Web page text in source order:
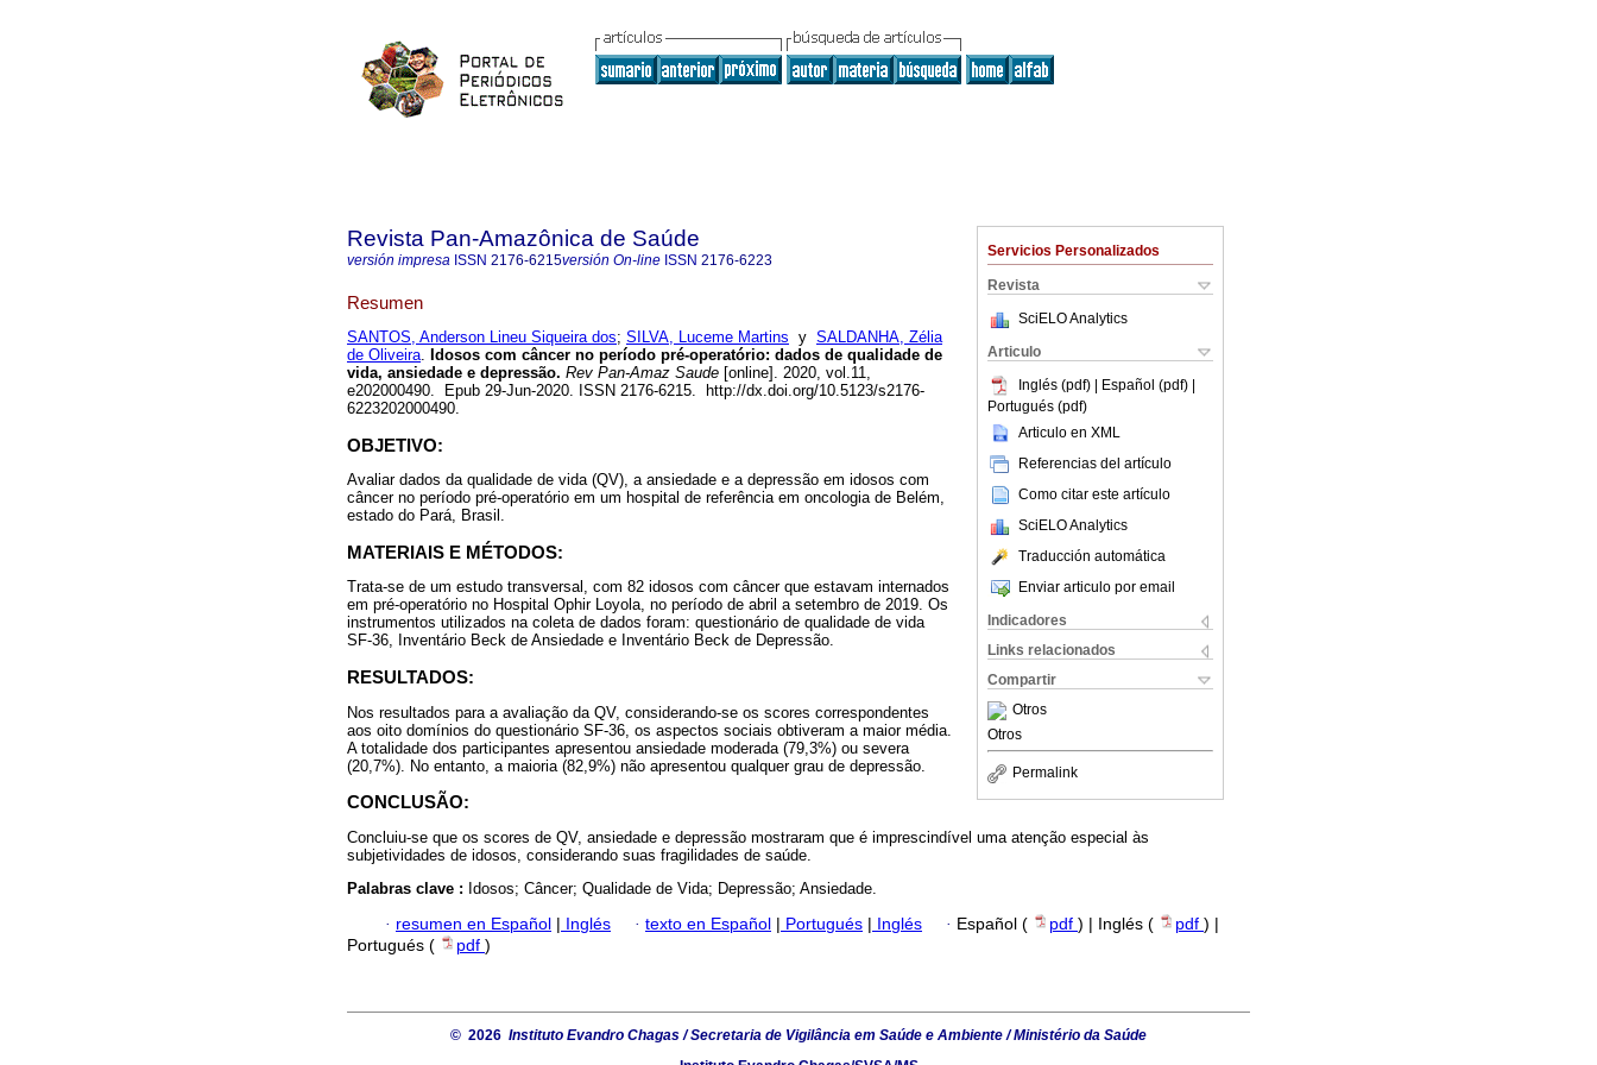
Servicios Personalizados
Revista
SciELO Analytics
Articulo
Inglés (pdf) | Español (pdf) |
Portugués (pdf)
Articulo en XML
Referencias del artículo
Como citar este artículo
SciELO Analytics
Traducción automática
Enviar articulo por email
Indicadores
Links relacionados
Compartir
Otros
Otros
Permalink
Revista Pan-Amazônica de Saúde
versión impresa ISSN 2176-6215versión On-line ISSN 2176-6223
Resumen
SANTOS, Anderson Lineu Siqueira dos; SILVA, Luceme Martins y SALDANHA, Zélia
de Oliveira. Idosos com câncer no período pré-operatório: dados de qualidade de
vida, ansiedade e depressão. Rev Pan-Amaz Saude [online]. 2020, vol.11,
e202000490. Epub 29-Jun-2020. ISSN 2176-6215. http://dx.doi.org/10.5123/s2176-
6223202000490.
OBJETIVO:
Avaliar dados da qualidade de vida (QV), a ansiedade e a depressão em idosos com
câncer no período pré-operatório em um hospital de referência em oncologia de Belém,
estado do Pará, Brasil.
MATERIAIS E MÉTODOS:
Trata-se de um estudo transversal, com 82 idosos com câncer que estavam internados
em pré-operatório no Hospital Ophir Loyola, no período de abril a setembro de 2019. Os
instrumentos utilizados na coleta de dados foram: questionário de qualidade de vida
SF-36, Inventário Beck de Ansiedade e Inventário Beck de Depressão.
RESULTADOS:
Nos resultados para a avaliação da QV, considerando-se os scores correspondentes
aos oito domínios do questionário SF-36, os aspectos sociais obtiveram a maior média.
A totalidade dos participantes apresentou ansiedade moderada (79,3%) ou severa
(20,7%). No entanto, a maioria (82,9%) não apresentou qualquer grau de depressão.
CONCLUSÃO:
Concluiu-se que os scores de QV, ansiedade e depressão mostraram que é imprescindível uma atenção especial às
subjetividades de idosos, considerando suas fragilidades de saúde.
Palabras clave : Idosos; Câncer; Qualidade de Vida; Depressão; Ansiedade.
· resumen en Español Inglés · texto en Español Portugués Inglés · Español ( pdf ) | Inglés ( pdf ) |
Portugués (
pdf )
© 2026 Instituto Evandro Chagas / Secretaria de Vigilância em Saúde e Ambiente / Ministério da Saúde